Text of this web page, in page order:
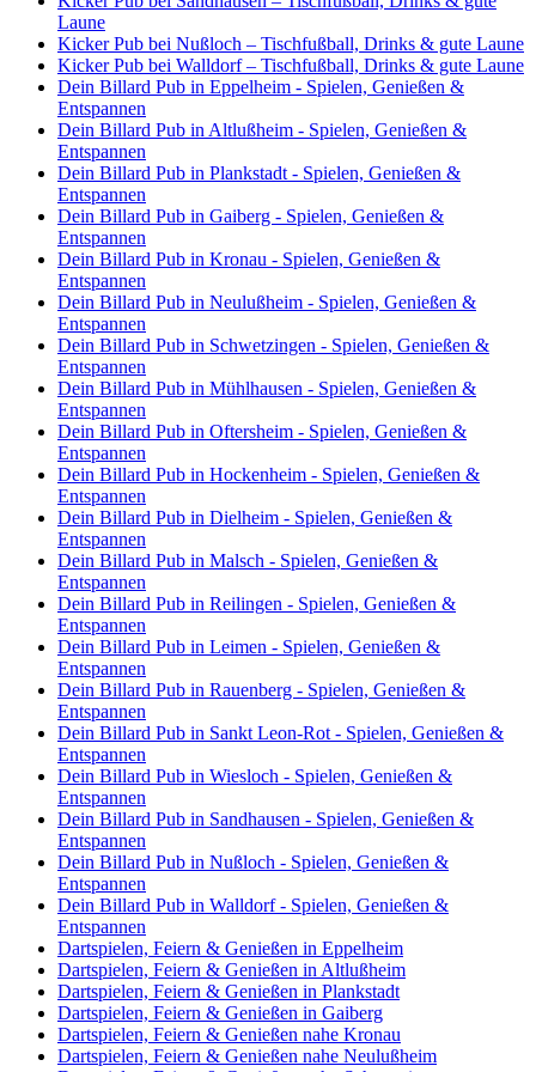
Laune
Kicker Pub bei Nußloch – Tischfußball, Drinks & gute Laune
Kicker Pub bei Walldorf – Tischfußball, Drinks & gute Laune
Dein Billard Pub in Eppelheim - Spielen, Genießen &
Entspannen
Dein Billard Pub in Altlußheim - Spielen, Genießen &
Entspannen
Dein Billard Pub in Plankstadt - Spielen, Genießen &
Entspannen
Dein Billard Pub in Gaiberg - Spielen, Genießen &
Entspannen
Dein Billard Pub in Kronau - Spielen, Genießen &
Entspannen
Dein Billard Pub in Neulußheim - Spielen, Genießen &
Entspannen
Dein Billard Pub in Schwetzingen - Spielen, Genießen &
Entspannen
Dein Billard Pub in Mühlhausen - Spielen, Genießen &
Entspannen
Dein Billard Pub in Oftersheim - Spielen, Genießen &
Entspannen
Dein Billard Pub in Hockenheim - Spielen, Genießen &
Entspannen
Dein Billard Pub in Dielheim - Spielen, Genießen &
Entspannen
Dein Billard Pub in Malsch - Spielen, Genießen &
Entspannen
Dein Billard Pub in Reilingen - Spielen, Genießen &
Entspannen
Dein Billard Pub in Leimen - Spielen, Genießen &
Entspannen
Dein Billard Pub in Rauenberg - Spielen, Genießen &
Entspannen
Dein Billard Pub in Sankt Leon-Rot - Spielen, Genießen &
Entspannen
Dein Billard Pub in Wiesloch - Spielen, Genießen &
Entspannen
Dein Billard Pub in Sandhausen - Spielen, Genießen &
Entspannen
Dein Billard Pub in Nußloch - Spielen, Genießen &
Entspannen
Dein Billard Pub in Walldorf - Spielen, Genießen &
Entspannen
Dartspielen, Feiern & Genießen in Eppelheim
Dartspielen, Feiern & Genießen in Altlußheim
Dartspielen, Feiern & Genießen in Plankstadt
Dartspielen, Feiern & Genießen in Gaiberg
Dartspielen, Feiern & Genießen nahe Kronau
Dartspielen, Feiern & Genießen nahe Neulußheim